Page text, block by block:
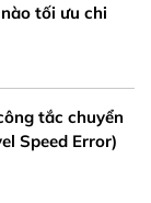
tối ưu chi
tắc chuyển
Speed Error)